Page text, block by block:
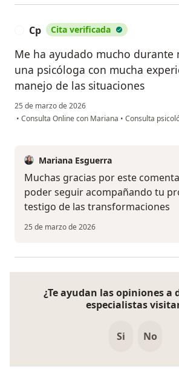
Cp Cita verificada
Me ha ayudado mucho durante
una psicóloga con mucha
manejo de las situaciones
25 de marzo de 2026
• Consulta Online con Mariana • Consulta
Mariana Esguerra
Muchas gracias por este
poder seguir acompañando tu
testigo de las transformaciones
25 de marzo de 2026
¿Te ayudan las opiniones a
especialistas
Si No